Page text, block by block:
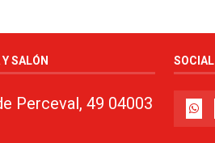
SALÓN
Perceval, 49 04003
SOCIAL